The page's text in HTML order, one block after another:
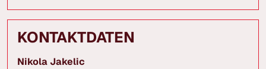
KONTAKTDATEN
Nikola Jakelic